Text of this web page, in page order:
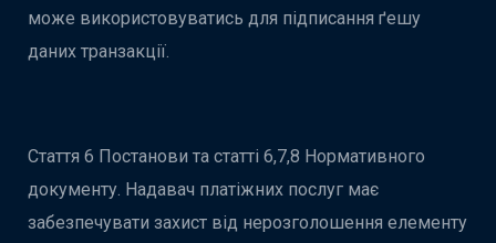
може використовуватись для підписання ґешу
даних транзакції.
Стаття 6 Постанови та статті 6,7,8 Нормативного
документу. Надавач платіжних послуг має
забезпечувати захист від нерозголошення елементу